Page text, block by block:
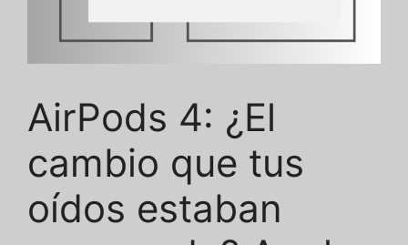
AirPods 4: ¿El
cambio que tus
oídos estaban